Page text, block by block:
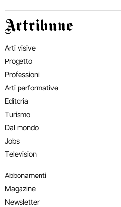
Artribune
Arti visive
Progetto
Professioni
Arti performative
Editoria
Turismo
Dal mondo
Jobs
Television
Abbonamenti
Magazine
Newsletter